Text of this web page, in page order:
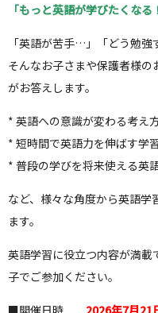
「もっと英語が学びたくな
「英語が苦手…」「どう勉強
そんなお子さまや保護者様の
がお答えします。
* 英語への意識が変わる考え
* 短時間で英語力を伸ばす学
* 普段の学びを将来使える英
など、様々な角度から英語学
ます。
英語学習に役立つ内容が満載
子でご参加ください。
■開催日時 2026年7月21